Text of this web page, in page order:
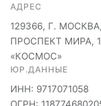
АДРЕС
129366, Г. МОСКВА,
ПРОСПЕКТ МИРА,
«КОСМОС»
ЮР.ДАННЫЕ
ИНН: 9717071058